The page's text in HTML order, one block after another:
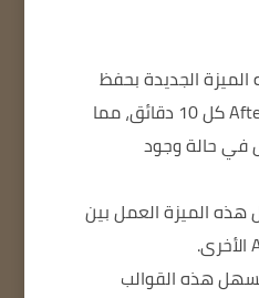
الجديدة بحفظ
عملك تلقائيًا في After Effects كل 10 دقائق، مما
في حالة وجود
الميزة العمل بين
هذه القوالب